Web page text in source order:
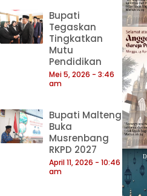
Bupati
Tegaskan
Tingkatkan
Mutu
Pendidikan
Mei 5, 2026
3:46
am
Bupati Malteng
Buka
Musrenbang
RKPD 2027
April 11, 2026
10:46
am